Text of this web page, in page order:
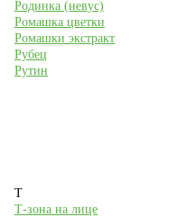
Родинка (невус)
Ромашка цветки
Ромашки экстракт
Рубец
Рутин
Т
Т-зона на лице